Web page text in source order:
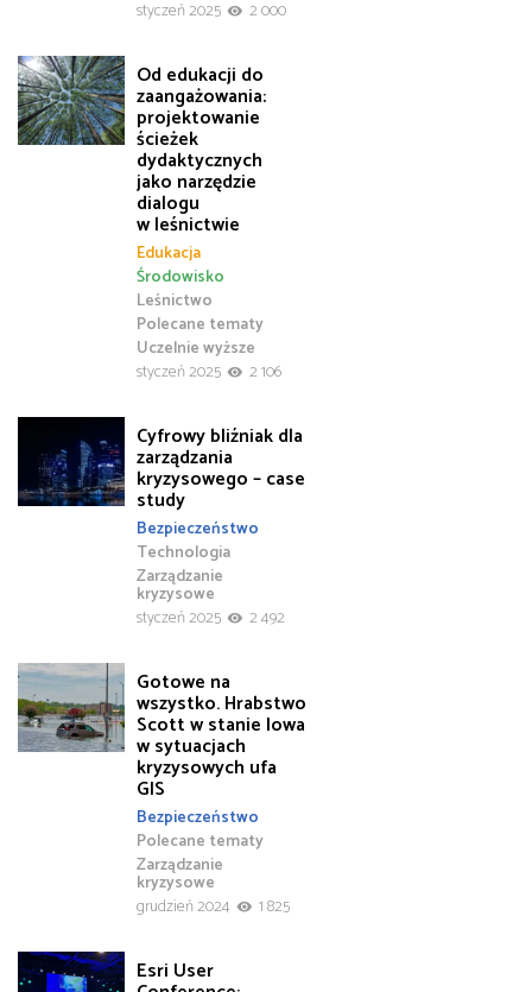
styczeń 2025
2 000
Od edukacji do
zaangażowania:
projektowanie
ścieżek
dydaktycznych
jako narzędzie
dialogu
w leśnictwie
Edukacja
Leśnictwo
Polecane tematy
Środowisko
Uczelnie wyższe
styczeń 2025
2 106
Cyfrowy bliźniak dla
zarządzania
kryzysowego – case
study
Bezpieczeństwo
Technologia
Zarządzanie
kryzysowe
styczeń 2025
2 492
Gotowe na
wszystko. Hrabstwo
Scott w stanie Iowa
w sytuacjach
kryzysowych ufa
GIS
Bezpieczeństwo
Polecane tematy
Zarządzanie
kryzysowe
grudzień 2024
1 825
Esri User